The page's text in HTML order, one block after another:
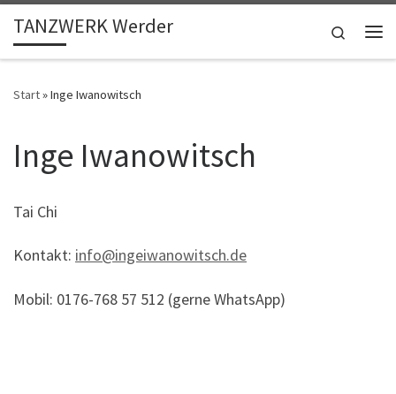
Zum Inhalt springen
TANZWERK Werder
Search
Start»Inge Iwanowitsch
Inge Iwanowitsch
Tai Chi
Kontakt: info@ingeiwanowitsch.de
Mobil: 0176-768 57 512 (gerne WhatsApp)